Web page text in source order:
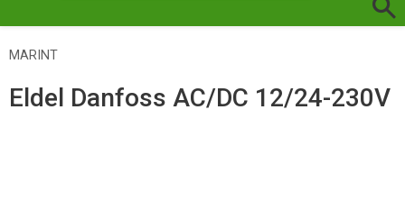
MARINT
Eldel Danfoss AC/DC 12/24-230V